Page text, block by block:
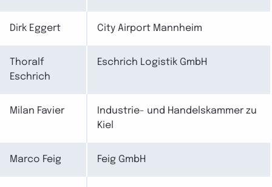
Dirk Eggert City Airport Mannheim
Thoralf
Eschrich
Eschrich Logistik GmbH
Milan Favier
Industrie- und Handelskammer zu
Kiel
Marco Feig Feig GmbH